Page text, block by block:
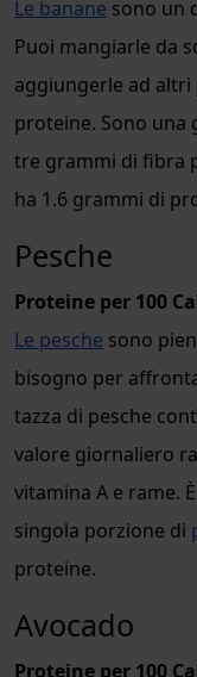
Le banane sono un
Puoi mangiarle da
aggiungerle ad
proteine. Sono una
tre grammi di fibra
ha 1.6 grammi di
Pesche
Proteine per 100
Le pesche sono
bisogno per
tazza di pesche
valore giornaliero
vitamina A e rame.
singola porzione di
proteine.
Avocado
Proteine per 100